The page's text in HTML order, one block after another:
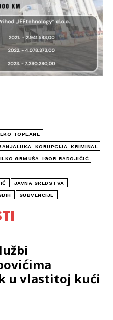
EKO TOPLANE
KORUPCIJA. KRIMINAL.
GRMUŠA. IGOR RADOJIČIĆ.
JAVNA SREDSTVA
SUBVENCIJE
u vlastitoj kući